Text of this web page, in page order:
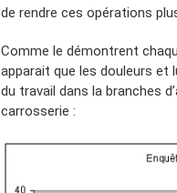
de rendre ces opérations
Comme le démontrent
apparait que les douleurs et
du travail dans la branches
carrosserie :